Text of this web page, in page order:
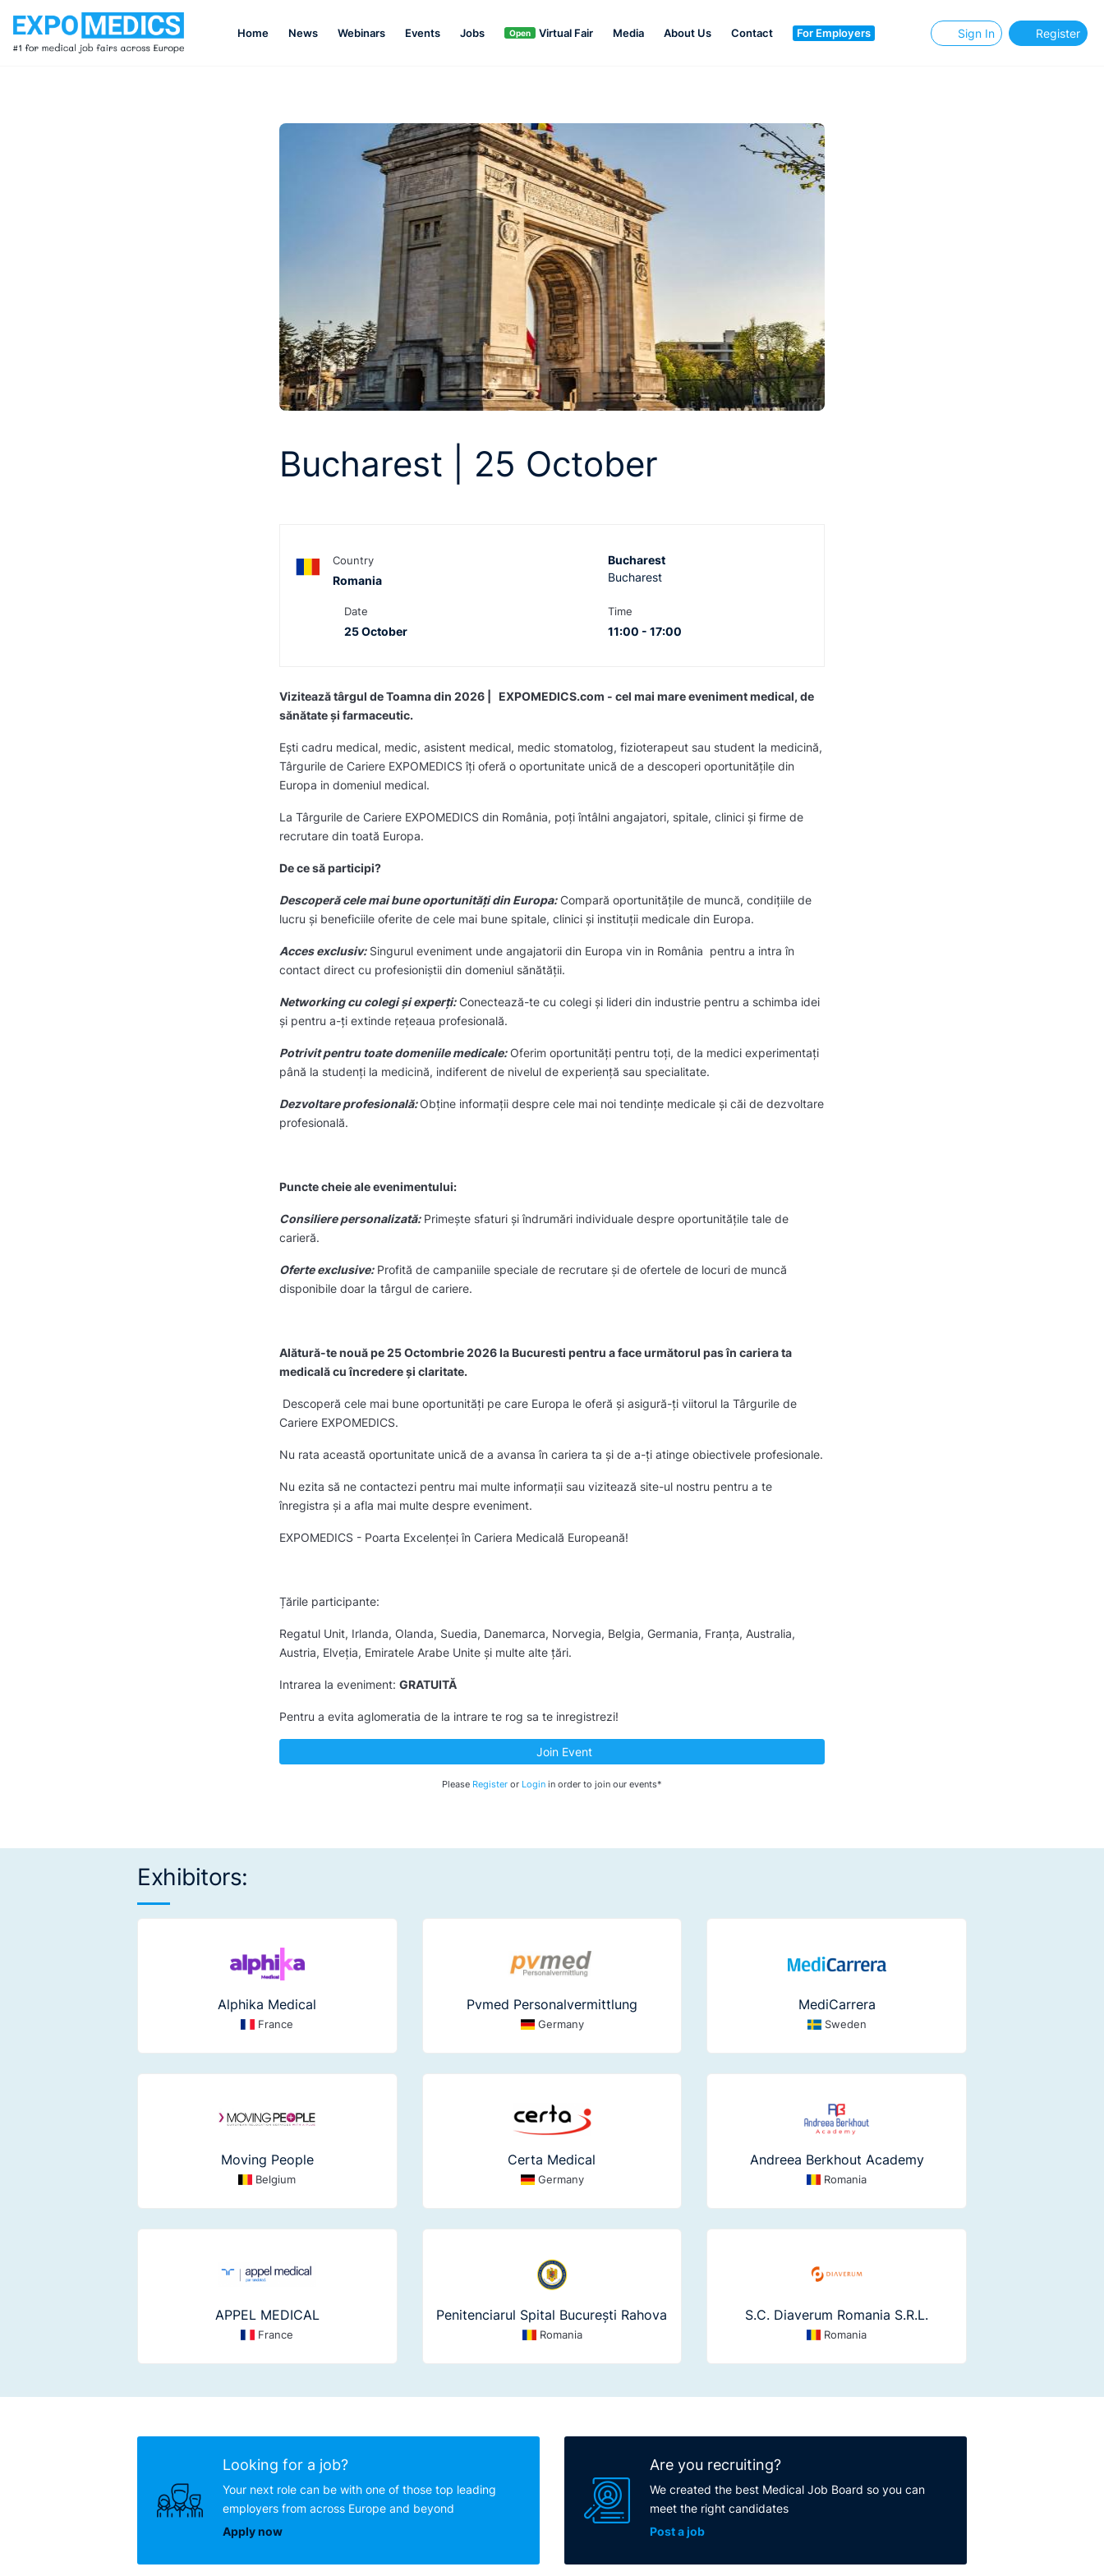
Home News Webinars Events Jobs Open Virtual Fair Media About Us Contact For Employers Sign In Register
Bucharest | 25 October
Country
Romania
Bucharest
Bucharest
Date
25 October
Time
11:00 - 17:00
Vizitează târgul de Toamna din 2026 | EXPOMEDICS.com - cel mai mare eveniment medical, de
sănătate și farmaceutic.
Ești cadru medical, medic, asistent medical, medic stomatolog, fizioterapeut sau student la medicină,
Târgurile de Cariere EXPOMEDICS îți oferă o oportunitate unică de a descoperi oportunitățile din
Europa in domeniul medical.
La Târgurile de Cariere EXPOMEDICS din România, poți întâlni angajatori, spitale, clinici și firme de
recrutare din toată Europa.
De ce să participi?
Descoperă cele mai bune oportunități din Europa:Compară oportunitățile de muncă, condițiile de
lucru și beneficiile oferite de cele mai bune spitale, clinici și instituții medicale din Europa.
Acces exclusiv:Singurul eveniment unde angajatorii din Europa vin in România pentru a intra în
contact direct cu profesioniștii din domeniul sănătății.
Networking cu colegi și experți:Conectează-te cu colegi și lideri din industrie pentru a schimba idei
și pentru a-ți extinde rețeaua profesională.
Potrivit pentru toate domeniile medicale:Oferim oportunități pentru toți, de la medici experimentați
până la studenți la medicină, indiferent de nivelul de experiență sau specialitate.
Dezvoltare profesională:Obține informații despre cele mai noi tendințe medicale și căi de dezvoltare
profesională.
Puncte cheie ale evenimentului:
Consiliere personalizată:Primește sfaturi și îndrumări individuale despre oportunitățile tale de
carieră.
Oferte exclusive:Profită de campaniile speciale de recrutare și de ofertele de locuri de muncă
disponibile doar la târgul de cariere.
Alătură-te nouă pe 25 Octombrie 2026 la Bucuresti pentru a face următorul pas în cariera ta
medicală cu încredere și claritate.
Descoperă cele mai bune oportunități pe care Europa le oferă și asigură-ți viitorul la Târgurile de
Cariere EXPOMEDICS.
Nu rata această oportunitate unică de a avansa în cariera ta și de a-ți atinge obiectivele profesionale.
Nu ezita să ne contactezi pentru mai multe informații sau vizitează site-ul nostru pentru a te
înregistra și a afla mai multe despre eveniment.
EXPOMEDICS - Poarta Excelenței în Cariera Medicală Europeană!
Țările participante:
Regatul Unit, Irlanda, Olanda, Suedia, Danemarca, Norvegia, Belgia, Germania, Franța, Australia,
Austria, Elveția, Emiratele Arabe Unite și multe alte țări.
Intrarea la eveniment:GRATUITĂ
Pentru a evita aglomeratia de la intrare te rog sa te inregistrezi!
Join Event
Please Registeror Loginin order to join our events*
Exhibitors:
Alphika Medical
France
Pvmed Personalvermittlung
Germany
MediCarrera
Sweden
Moving People
Belgium
Certa Medical
Germany
Andreea Berkhout Academy
Romania
APPEL MEDICAL
France
Penitenciarul Spital București Rahova
Romania
S.C. Diaverum Romania S.R.L.
Romania
Looking for a job?
Your next role can be with one of those top leading
employers from across Europe and beyond
Apply now
Are you recruiting?
We created the best Medical Job Board so you can
meet the right candidates
Post a job